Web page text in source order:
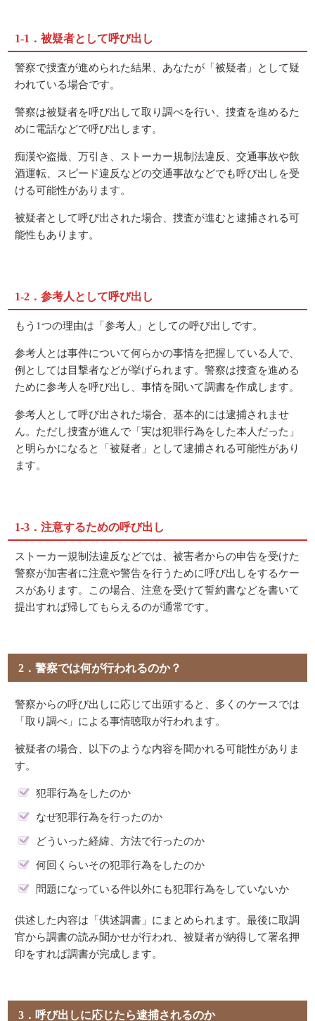
1-1．被疑者として呼び出し
警察で捜査が進められた結果、あなたが「被疑者」として疑
われている場合です。
警察は被疑者を呼び出して取り調べを行い、捜査を進めるた
めに電話などで呼び出します。
痴漢や盗撮、万引き、ストーカー規制法違反、交通事故や飲
酒運転、スピード違反などの交通事故などでも呼び出しを受
ける可能性があります。
被疑者として呼び出された場合、捜査が進むと逮捕される可
能性もあります。
1-2．参考人として呼び出し
もう1つの理由は「参考人」としての呼び出しです。
参考人とは事件について何らかの事情を把握している人で、
例としては目撃者などが挙げられます。警察は捜査を進める
ために参考人を呼び出し、事情を聞いて調書を作成します。
参考人として呼び出された場合、基本的には逮捕されませ
ん。ただし捜査が進んで「実は犯罪行為をした本人だった」
と明らかになると「被疑者」として逮捕される可能性があり
ます。
1-3．注意するための呼び出し
ストーカー規制法違反などでは、被害者からの申告を受けた
警察が加害者に注意や警告を行うために呼び出しをするケー
スがあります。この場合、注意を受けて誓約書などを書いて
提出すれば帰してもらえるのが通常です。
2．警察では何が行われるのか？
警察からの呼び出しに応じて出頭すると、多くのケースでは
「取り調べ」による事情聴取が行われます。
被疑者の場合、以下のような内容を聞かれる可能性がありま
す。
犯罪行為をしたのか
なぜ犯罪行為を行ったのか
どういった経緯、方法で行ったのか
何回くらいその犯罪行為をしたのか
問題になっている件以外にも犯罪行為をしていないか
供述した内容は「供述調書」にまとめられます。最後に取調
官から調書の読み聞かせが行われ、被疑者が納得して署名押
印をすれば調書が完成します。
3．呼び出しに応じたら逮捕されるのか